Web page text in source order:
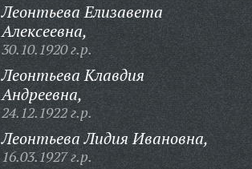
Леонтьева Елизавета
Алексеевна,
30.10.1920 г.р.
Леонтьева Клавдия
Андреевна,
24.12.1922 г.р.
Леонтьева Лидия Ивановна,
16.03.1927 г.р.